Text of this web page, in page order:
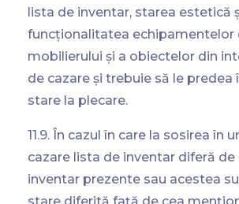
lista de inventar, starea estetică
funcționalitatea echipamentelor
mobilierului și a obiectelor din
de cazare și trebuie să le predea
stare la plecare.
11.9. În cazul în care la sosirea în
cazare lista de inventar diferă
inventar prezente sau acestea